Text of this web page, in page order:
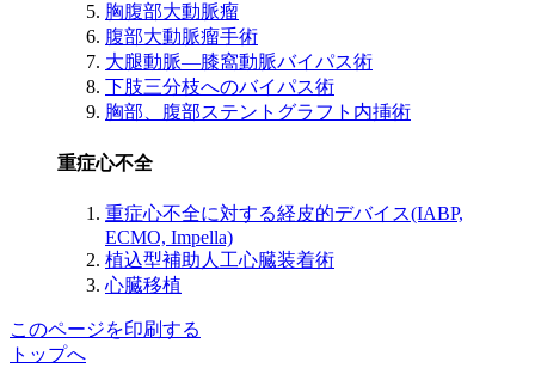
胸腹部大動脈瘤
腹部大動脈瘤手術
大腿動脈―膝窩動脈バイパス術
下肢三分枝へのバイパス術
胸部、腹部ステントグラフト内挿術
重症心不全
重症心不全に対する経皮的デバイス(IABP,
ECMO, Impella)
植込型補助人工心臓装着術
心臓移植
このページを印刷する
トップへ